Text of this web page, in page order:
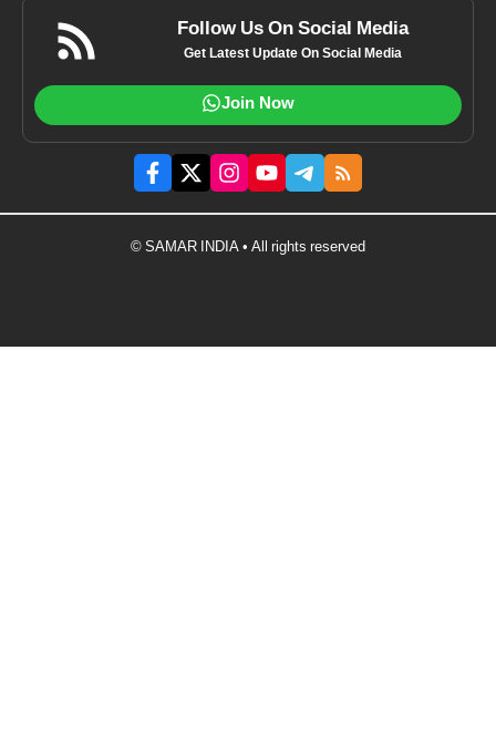
Follow Us On Social Media
Get Latest Update On Social Media
Join Now
© SAMAR INDIA • All rights reserved